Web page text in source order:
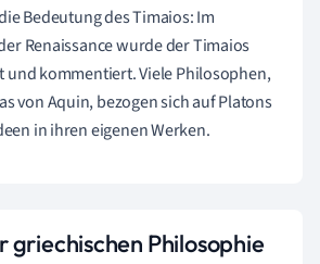
Bedeutung des Timaios: Im
Renaissance wurde der Timaios
und kommentiert. Viele Philosophen,
von Aquin, bezogen sich auf Platons
in ihren eigenen Werken.
griechischen Philosophie